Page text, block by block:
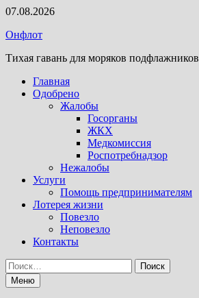
Перейти
содержимому
07.08.2026
Онфлот
Тихая гавань для моряков подфлажников
Главная
Одобрено
Жалобы
Госорганы
ЖКХ
Медкомиссия
Роспотребнадзор
Нежалобы
Услуги
Помощь предпринимателям
Лотерея жизни
Повезло
Неповезло
Контакты
Найти:
Меню